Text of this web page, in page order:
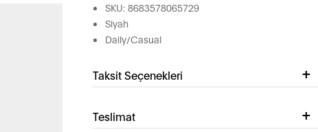
SKU: 8683578065729
Siyah
Daily/Casual
Taksit Seçenekleri
Teslimat